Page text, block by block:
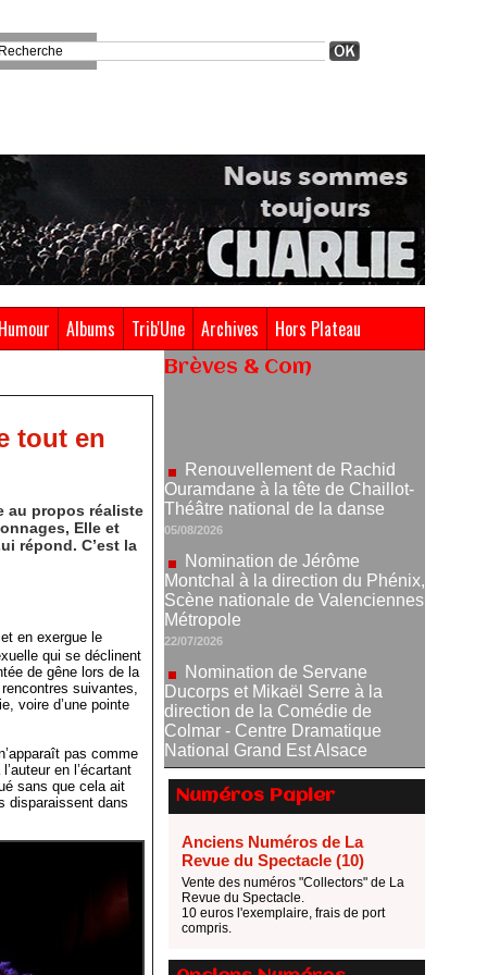
Humour Albums Trib'Une Archives Hors Plateau
tout en
au propos réaliste
Elle et
répond. C’est la
en exergue le
qui se déclinent
de gêne lors de la
suivantes,
voire d’une pointe
pas comme
en l’écartant
sans que cela ait
disparaissent dans
Brèves & Com
Nomination de Jérôme
Montchal à la direction du Phénix,
Scène nationale de Valenciennes
22/07/2026
Nomination de Servane
Ducorps et Mikaël Serre à la
direction de la Comédie de
National Grand Est Alsace
07/07/2026
Thomas Jolly et Laëtitia
Guédon nommés à la direction du
TNP
02/07/2026
lauréats 2026
23/06/2026
Dispositif ARTCENA Écrire
pour le cirque, les lauréats 2026 !
20/06/2026
Le palmarès des prix SACD
Numéros Papier
Anciens Numéros de La
Revue du Spectacle (10)
Vente des numéros "Collectors" de La
Revue du Spectacle.
10 euros l'exemplaire, frais de port
compris.